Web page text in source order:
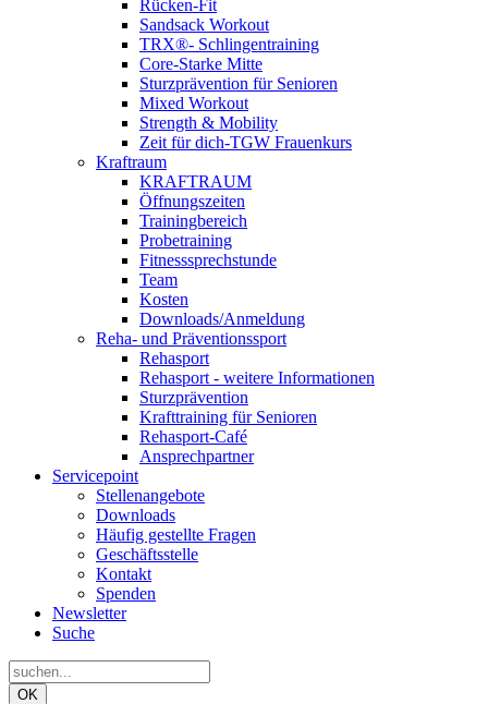
Rücken-Fit
Sandsack Workout
TRX®- Schlingentraining
Core-Starke Mitte
Sturzprävention für Senioren
Mixed Workout
Strength & Mobility
Zeit für dich-TGW Frauenkurs
Kraftraum
KRAFTRAUM
Öffnungszeiten
Trainingbereich
Probetraining
Fitnesssprechstunde
Team
Kosten
Downloads/Anmeldung
Reha- und Präventionssport
Rehasport
Rehasport - weitere Informationen
Sturzprävention
Krafttraining für Senioren
Rehasport-Café
Ansprechpartner
Servicepoint
Stellenangebote
Downloads
Häufig gestellte Fragen
Geschäftsstelle
Kontakt
Spenden
Newsletter
Suche
OK